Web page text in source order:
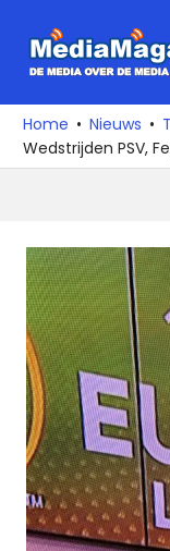
naar
media
over
de
Home Nieuws
Wedstrijden PSV,